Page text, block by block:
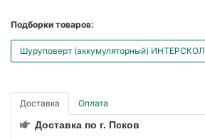
Подборки товаров:
Шуруповерт (аккумуляторный) ИНТЕРСКОЛ
Доставка Оплата
Доставка по г. Псков